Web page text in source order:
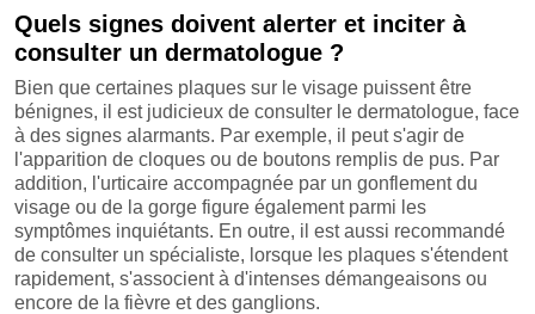
Quels signes doivent alerter et inciter à
consulter un dermatologue ?
Bien que certaines plaques sur le visage puissent être
bénignes, il est judicieux de consulter le dermatologue, face
à des signes alarmants. Par exemple, il peut s'agir de
l'apparition de cloques ou de boutons remplis de pus. Par
addition, l'urticaire accompagnée par un gonflement du
visage ou de la gorge figure également parmi les
symptômes inquiétants. En outre, il est aussi recommandé
de consulter un spécialiste, lorsque les plaques s'étendent
rapidement, s'associent à d'intenses démangeaisons ou
encore de la fièvre et des ganglions.